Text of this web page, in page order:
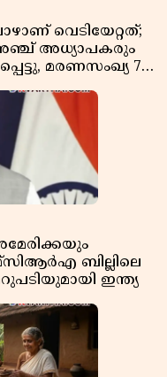
വെടിയേറ്റത്;
അധ്യാപകരും
മരണസംഖ്യ 7;
ബില്ലിലെ
ഇന്ത്യ